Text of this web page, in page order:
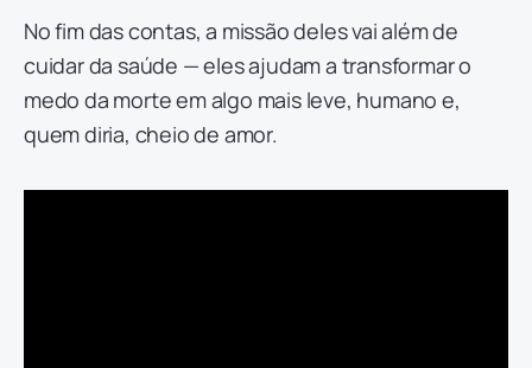
No fim das contas, a missão deles vai além de
cuidar da saúde — eles ajudam a transformar o
medo da morte em algo mais leve, humano e,
quem diria, cheio de amor.